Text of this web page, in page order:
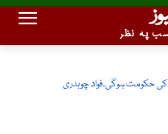
پہ نظر
حکومت ہوگی،فواد چوہدری